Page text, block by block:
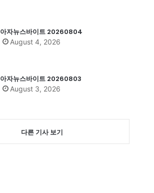
아자뉴스바이트 20260804
August 4, 2026
아자뉴스바이트 20260803
August 3, 2026
다른 기사 보기